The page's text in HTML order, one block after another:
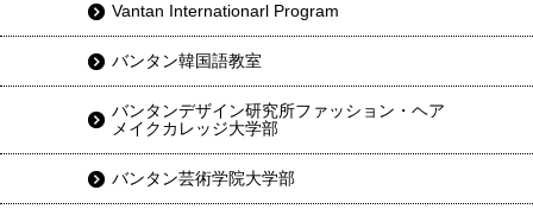
Vantan Internationarl Program
バンタン韓国語教室
バンタンデザイン研究所ファッション・ヘア
メイクカレッジ大学部
バンタン芸術学院大学部